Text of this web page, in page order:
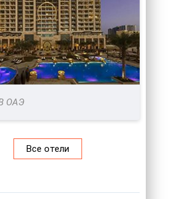
ОАЭ
Все отели